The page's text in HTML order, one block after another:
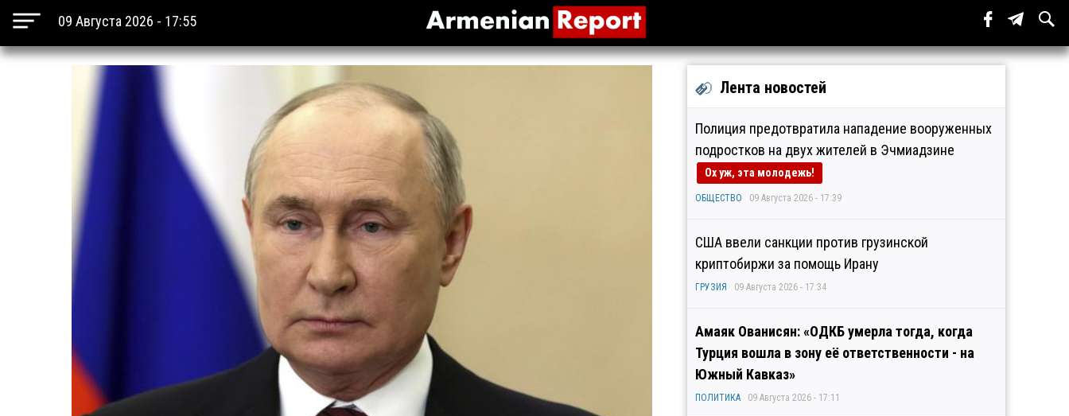
09 Августа 2026 - 17:55
Лента новостей
Полиция предотвратила нападение вооруженных
подростков на двух жителей в Эчмиадзине
Ох уж, эта молодежь!
ОБЩЕСТВО 09 Августа 2026 - 17:39
США ввели санкции против грузинской
криптобиржи за помощь Ирану
ГРУЗИЯ 09 Августа 2026 - 17:34
Амаяк Ованисян: «ОДКБ умерла тогда, когда
Турция вошла в зону её ответственности - на
Южный Кавказ»
ПОЛИТИКА 09 Августа 2026 - 17:11